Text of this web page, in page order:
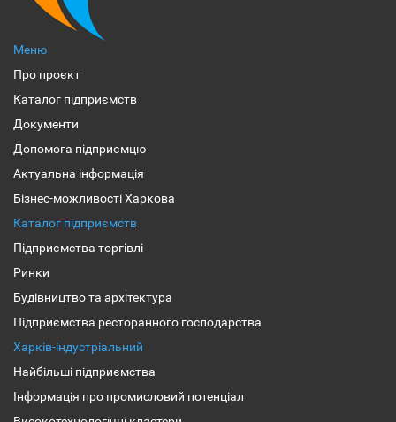
Меню
Про проєкт
Каталог підприємств
Документи
Допомога підприємцю
Актуальна інформація
Бізнес-можливості Харкова
Каталог підприємств
Підприємства торгівлі
Ринки
Будівництво та архітектура
Підприємства ресторанного господарства
Харків-індустріальний
Найбільші підприємства
Інформація про промисловий потенціал